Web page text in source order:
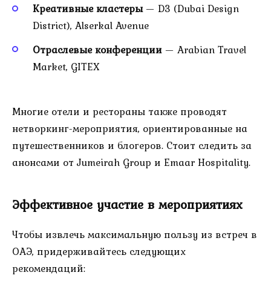
Креативные кластеры— D3 (Dubai Design
District), Alserkal Avenue
Отраслевые конференции — Arabian Travel
Market, GITEX
Многие отели и рестораны также проводят
нетворкинг-мероприятия, ориентированные на
путешественников и блогеров. Стоит следить за
анонсами от Jumeirah Group и Emaar Hospitality.
Эффективное участие в мероприятиях
Чтобы извлечь максимальную пользу из встреч в
ОАЭ, придерживайтесь следующих
рекомендаций: